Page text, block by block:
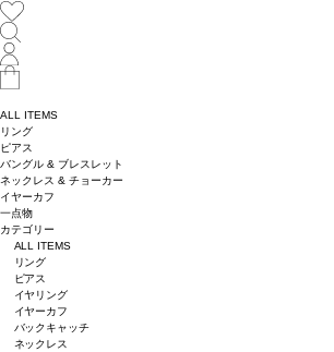
ALL ITEMS
リング
ピアス
バングル & ブレスレット
ネックレス & チョーカー
イヤーカフ
一点物
カテゴリー
ALL ITEMS
リング
ピアス
イヤリング
イヤーカフ
バックキャッチ
ネックレス